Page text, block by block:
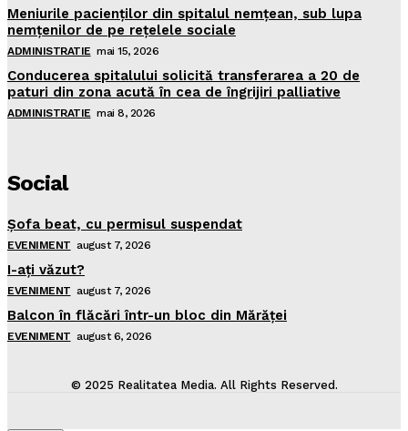
Meniurile pacienţilor din spitalul nemţean, sub lupa
nemţenilor de pe reţelele sociale
ADMINISTRATIE mai 15, 2026
Conducerea spitalului solicită transferarea a 20 de
paturi din zona acută în cea de îngrijiri palliative
ADMINISTRATIE mai 8, 2026
Social
Şofa beat, cu permisul suspendat
EVENIMENT august 7, 2026
I-aţi văzut?
EVENIMENT august 7, 2026
Balcon în flăcări într-un bloc din Mărăţei
EVENIMENT august 6, 2026
© 2025 Realitatea Media. All Rights Reserved.